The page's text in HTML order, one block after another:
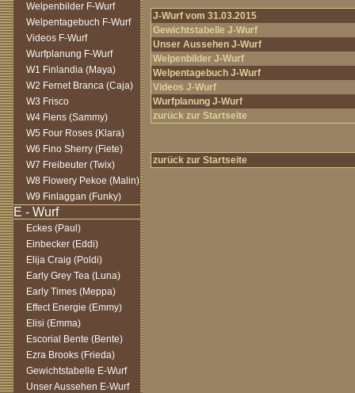
Welpenbilder F-Wurf
Welpentagebuch F-Wurf
Videos F-Wurf
Wurfplanung F-Wurf
W1 Finlandia (Maya)
W2 Fernet Branca (Caja)
W3 Frisco
W4 Flens (Sammy)
W5 Four Roses (Klara)
W6 Fino Sherry (Fiete)
W7 Freibeuter (Twix)
W8 Flowery Pekoe (Malin)
W9 Finlaggan (Funky)
Eckes (Paul)
Einbecker (Eddi)
Elija Craig (Poldi)
Early Grey Tea (Luna)
Early Times (Meppa)
Effect Energie (Emmy)
Elisi (Emma)
Escorial Bente (Bente)
Ezra Brooks (Frieda)
Gewichtstabelle E-Wurf
Unser Aussehen E-Wurf
J-Wurf vom 31.03.2015
Gewichtstabelle J-Wurf
Unser Aussehen J-Wurf
Welpenbilder J-Wurf
Welpentagebuch J-Wurf
Videos J-Wurf
Wurfplanung J-Wurf
zurück zur Startseite
zurück zur Startseite